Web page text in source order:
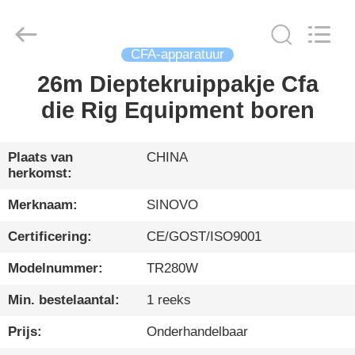
HUIS
VR-
SHOW
ONGEVEER
FABRIEKSREIS
Heavy
Industry
Reserved.
CFA-apparatuur
26m Dieptekruippakje Cfa
die Rig Equipment boren
Plaats van
herkomst:
CHINA
Merknaam: SINOVO
Certificering: CE/GOST/ISO9001
Modelnummer: TR280W
Min. bestelaantal: 1 reeks
Prijs: Onderhandelbaar